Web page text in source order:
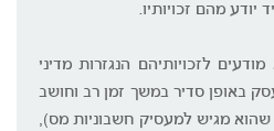
מהם זכויותיו.
לזכויותיהם הנגזרות מדיני
באופן סדיר במשך זמן רב וחושב
שהוא מגיש למעסיק חשבוניות מס),